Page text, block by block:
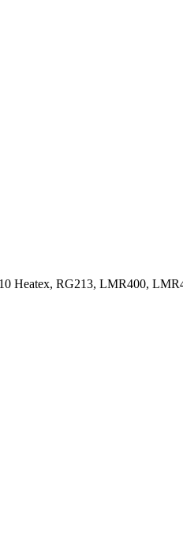
Heatex, RG213, LMR400,